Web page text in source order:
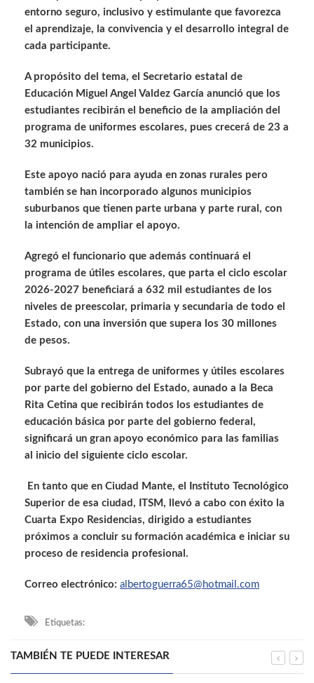
entorno seguro, inclusivo y estimulante que favorezca
el aprendizaje, la convivencia y el desarrollo integral de
cada participante.
A propósito del tema, el Secretario estatal de
Educación Miguel Angel Valdez García anunció que los
estudiantes recibirán el beneficio de la ampliación del
programa de uniformes escolares, pues crecerá de 23 a
32 municipios.
Este apoyo nació para ayuda en zonas rurales pero
también se han incorporado algunos municipios
suburbanos que tienen parte urbana y parte rural, con
la intención de ampliar el apoyo.
Agregó el funcionario que además continuará el
programa de útiles escolares, que parta el ciclo escolar
2026-2027 beneficiará a 632 mil estudiantes de los
niveles de preescolar, primaria y secundaria de todo el
Estado, con una inversión que supera los 30 millones
de pesos.
Subrayó que la entrega de uniformes y útiles escolares
por parte del gobierno del Estado, aunado a la Beca
Rita Cetina que recibirán todos los estudiantes de
educación básica por parte del gobierno federal,
significará un gran apoyo económico para las familias
al inicio del siguiente ciclo escolar.
En tanto que en Ciudad Mante, el Instituto Tecnológico
Superior de esa ciudad, ITSM, llevó a cabo con éxito la
Cuarta Expo Residencias, dirigido a estudiantes
próximos a concluir su formación académica e iniciar su
proceso de residencia profesional.
Correo electrónico: albertoguerra65@hotmail.com
Etiquetas:
TAMBIÉN TE PUEDE INTERESAR